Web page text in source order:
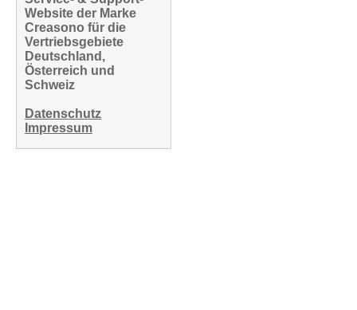
Website der Marke
Creasono für die
Vertriebsgebiete
Deutschland,
Österreich und
Schweiz
Datenschutz
Impressum